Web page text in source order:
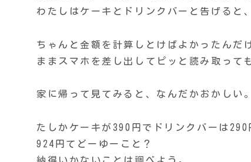
わたしはケーキとドリンクバーと告げると
ちゃんと金額を計算しとけばよかったんだ
ままスマホを差し出してピッと読み取って
家に帰って見てみると、なんだかおかしい。
たしかケーキが390円でドリンクバーは290
924円てどーゆーこと？